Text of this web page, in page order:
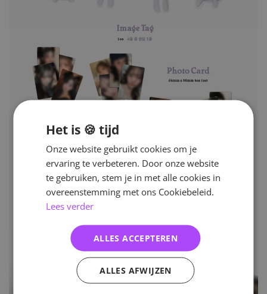
Het is 🍪 tijd
Onze website gebruikt cookies om je
ervaring te verbeteren. Door onze website
te gebruiken, stem je in met alle cookies in
overeenstemming met ons Cookiebeleid.
Lees verder
ALLES ACCEPTEREN
ALLES AFWIJZEN